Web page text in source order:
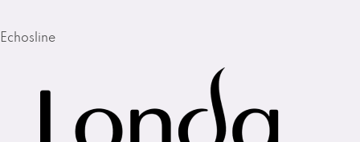
Echosline